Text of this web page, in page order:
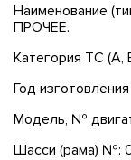
Наименование
ПРОЧЕЕ.
Категория ТС (A,
Год
Модель, №
Шасси (рама) №: